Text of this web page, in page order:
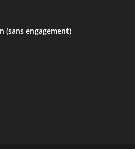
(sans engagement)